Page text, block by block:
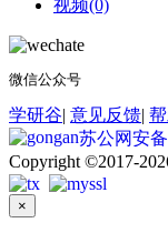
视频(0)
微信公众号
学研谷| 意见反馈|
苏公网安备
Copyright ©2017-
×